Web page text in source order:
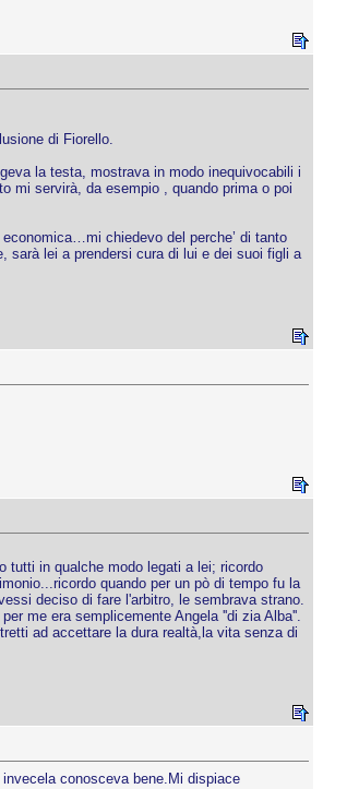
di Fiorello.
la testa, mostrava in modo inequivocabili i
mi servirà, da esempio , quando prima o poi
chiedevo del perche’ di tanto
sarà lei a prendersi cura di lui e dei suoi figli a
tutti in qualche modo legati a lei; ricordo
quando per un pò di tempo fu la
deciso di fare l'arbitro, le sembrava strano.
me era semplicemente Angela ''di zia Alba''.
ad accettare la dura realtà,la vita senza di
conosceva bene.Mi dispiace